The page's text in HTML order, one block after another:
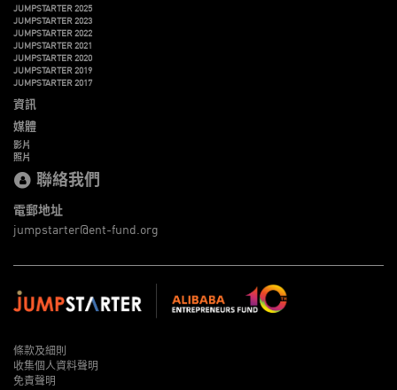
JUMPSTARTER 2025
JUMPSTARTER 2023
JUMPSTARTER 2022
JUMPSTARTER 2021
JUMPSTARTER 2020
JUMPSTARTER 2019
JUMPSTARTER 2017
資訊
媒體
影片
照片
聯絡我們
電郵地址
jumpstarter@ent-fund.org
條款及細則
收集個人資料聲明
免責聲明